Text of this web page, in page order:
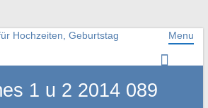
Ihr DJ für
Geburtstag oder
Menu
1 u 2 2014 089